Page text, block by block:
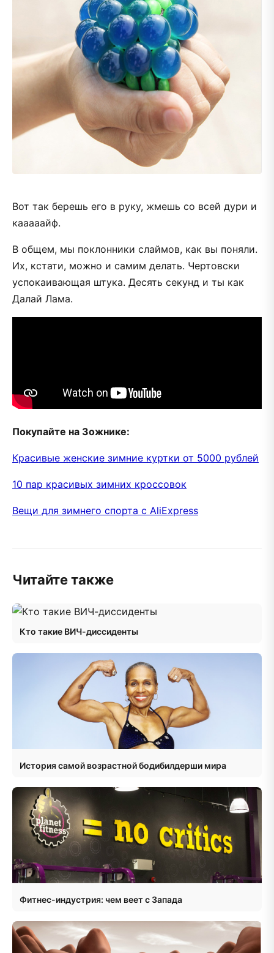
Вот так берешь его в руку, жмешь со всей дури и
кааааайф.
В общем, мы поклонники слаймов, как вы поняли.
Их, кстати, можно и самим делать. Чертовски
успокаивающая штука. Десять секунд и ты как
Далай Лама.
Покупайте на Зожнике:
Красивые женские зимние куртки от 5000 рублей
10 пар красивых зимних кроссовок
Вещи для зимнего спорта с AliExpress
Читайте также
Кто такие ВИЧ-диссиденты
История самой возрастной бодибилдерши мира
Фитнес-индустрия: чем веет с Запада